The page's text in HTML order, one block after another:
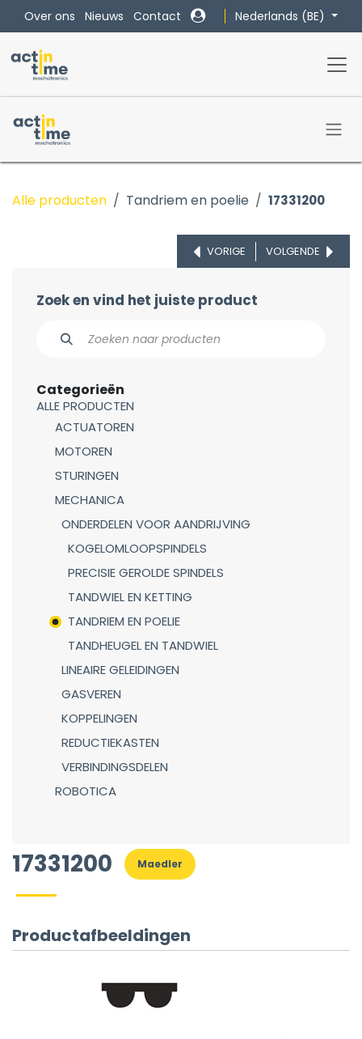
Overslaan naar inhoud
Over ons Nieuws Contact Nederlands (BE)
Alle producten Tandriem en poelie 17331200
VORIGE VOLGENDE
Zoek en vind het juiste product
Categorieën
ALLE PRODUCTEN
ACTUATOREN
MOTOREN
STURINGEN
MECHANICA
ONDERDELEN VOOR AANDRIJVING
KOGELOMLOOPSPINDELS
PRECISIE GEROLDE SPINDELS
TANDWIEL EN KETTING
TANDRIEM EN POELIE
TANDHEUGEL EN TANDWIEL
LINEAIRE GELEIDINGEN
GASVEREN
KOPPELINGEN
REDUCTIEKASTEN
VERBINDINGSDELEN
ROBOTICA
17331200 Maedler
Productafbeeldingen